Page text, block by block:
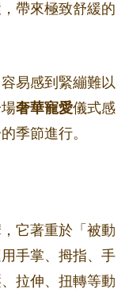
帶來極致舒緩的
易感到緊繃難以
奢華寵愛儀式感
季節進行。
它著重於「被動
手掌、拇指、手
拉伸、扭轉等動